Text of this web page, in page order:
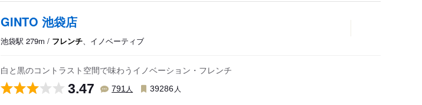
GINTO 池袋店
池袋駅 279m / フレンチ、イノベーティブ
白と黒のコントラスト空間で味わうイノベーション・フレンチ
3.47 791 人 39286 人